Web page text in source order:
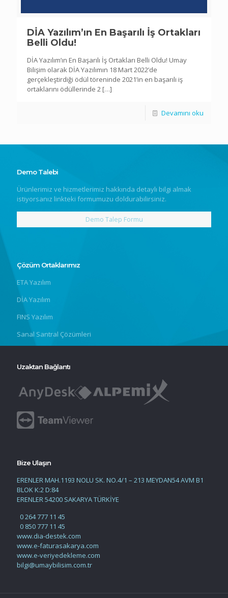
DİA Yazılım’ın En Başarılı İş Ortakları
Belli Oldu!
DİA Yazılım’ın En Başarılı İş Ortakları Belli Oldu! Umay
Bilişim olarak DİA Yazılımın 18 Mart 2022’de
gerçekleştirdiği ödül töreninde 2021’in en başarılı iş
ortaklarını ödüllerinde 2 […]
Devamını oku
Demo Talebi
Ürünlerimiz ve hizmetlerimiz hakkında detaylı bilgi almak
istiyorsanız linkteki formumuzu doldurabilirsiniz.
Demo Talep Formu
Çözüm Ortaklarımız
ETA Yazılım
DİA Yazılım
FINS Yazılım
Sanal Santral Çözümleri
Uzaktan Bağlantı
Bize Ulaşın
ERENLER MAH.1193 NOLU SK. NO.4/1 – 213 MEYDAN54 AVM B1
BLOK K:2 D:84
ERENLER 54200 SAKARYA TÜRKİYE
0 264 777 11 45
0 850 777 11 45
www.dia-destek.com
www.e-faturasakarya.com
www.e-veriyedekleme.com
bilgi@umaybilisim.com.tr